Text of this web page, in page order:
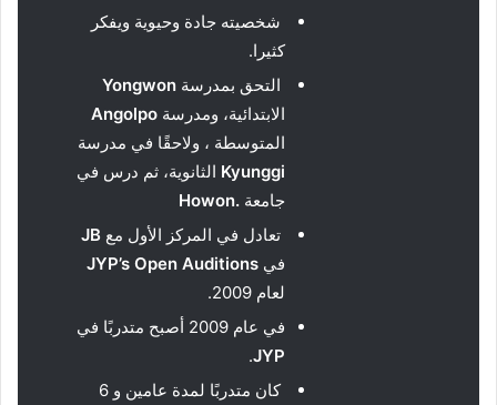
شخصيته جادة وحيوية ويفكر
كثيرا.
التحق بمدرسة Yongwon
الابتدائية، ومدرسة Angolpo
المتوسطة ، ولاحقًا في مدرسة
Kyunggi الثانوية، ثم درس في
جامعة .Howon
تعادل في المركز الأول مع JB
في
JYP’s Open Auditions
لعام 2009.
في عام 2009 أصبح متدربًا في
JYP
.
كان متدربًا لمدة عامين و 6